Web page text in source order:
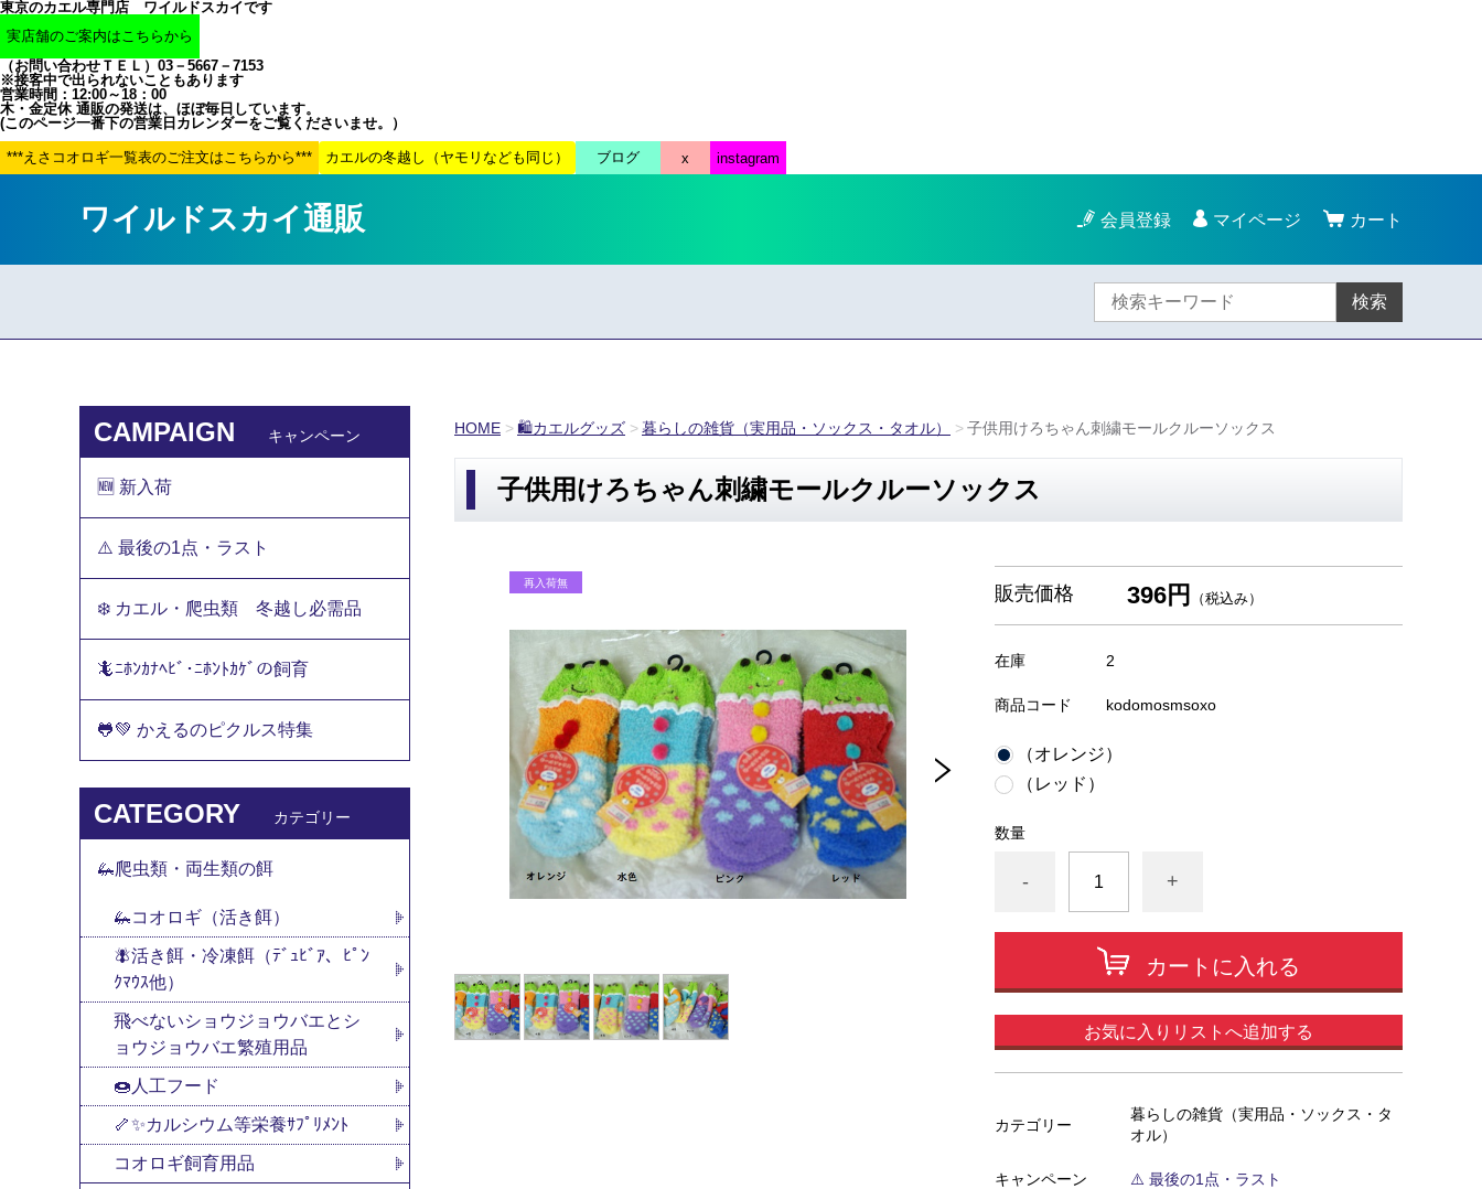
東京のカエル専門店 ワイルドスカイです
（お問い合わせＴＥＬ）03－5667－7153
※接客中で出られないこともあります
営業時間：12:00～18：00
木・金定休 通販の発送は、ほぼ毎日しています。
(このページ一番下の営業日カレンダーをご覧くださいませ。）
ワイルドスカイ通販 会員登録 マイページ カート
検索
HOME 🛍カエルグッズ 暮らしの雑貨（実用品・ソックス・タオル） 子供用けろちゃん刺繍モールクルーソックス
子供用けろちゃん刺繍モールクルーソックス
販売価格 396円 （税込み）
在庫 2
商品コード kodomosmsoxo
（オレンジ）
（レッド）
数量
- +
カートに入れる
お気に入りリストへ追加する
カテゴリー
暮らしの雑貨（実用品・ソックス・タ
オル）
キャンペーン ⚠️ 最後の1点・ラスト
CAMPAIGN キャンペーン
🆕 新入荷
⚠️ 最後の1点・ラスト
❄️ カエル・爬虫類 冬越し必需品
🦎ﾆﾎﾝｶﾅﾍﾋﾞ･ﾆﾎﾝﾄｶｹﾞの飼育
🐸💚 かえるのピクルス特集
CATEGORY カテゴリー
🦗爬虫類・両生類の餌
🦗コオロギ（活き餌）
🪰活き餌・冷凍餌（ﾃﾞｭﾋﾞｱ、ﾋﾟﾝ
ｸﾏｳｽ他）
飛べないショウジョウバエとシ
ョウジョウバエ繁殖用品
🍩人工フード
🦴✨カルシウム等栄養ｻﾌﾟﾘﾒﾝﾄ
コオロギ飼育用品